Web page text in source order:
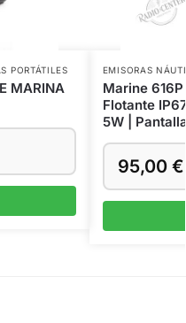
PORTÁTILES
MARINA
EMISORAS
Marine
Flotante
5W |
95,00 €